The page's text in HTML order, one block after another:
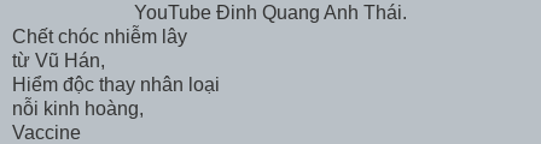
YouTube Đinh Quang Anh Thái.
Chết chóc nhiễm lây
từ Vũ Hán,
Hiểm độc thay nhân loại
nỗi kinh hoàng,
Vaccine